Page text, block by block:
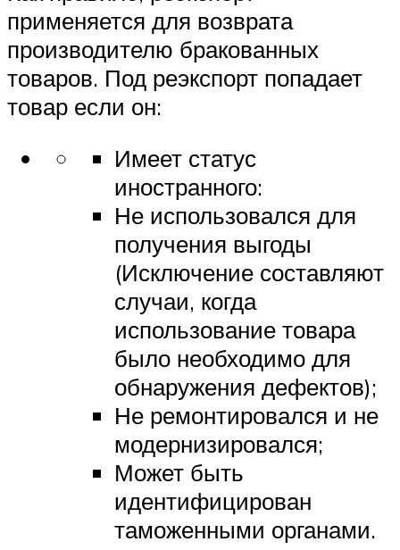
применяется для возврата
производителю бракованных
товаров. Под реэкспорт попадает
товар если он:
Имеет статус
иностранного:
Не использовался для
получения выгоды
(Исключение составляют
случаи, когда
использование товара
было необходимо для
обнаружения дефектов);
Не ремонтировался и не
модернизировался;
Может быть
идентифицирован
таможенными органами.